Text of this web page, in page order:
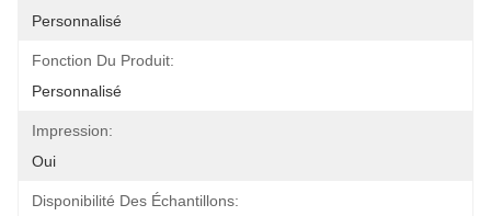
Personnalisé
Fonction Du Produit:
Personnalisé
Impression:
Oui
Disponibilité Des Échantillons: